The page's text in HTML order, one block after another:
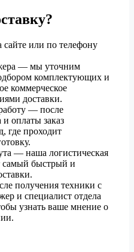
сайте или по телефону
— мы уточним
комплектующих и
коммерческое
доставки.
— после
оплаты заказ
где проходит
— наша логистическая
самый быстрый и
получения техники с
и специалист отдела
узнать ваше мнение о